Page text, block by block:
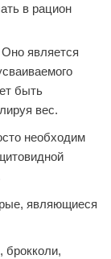
в рацион
является
быть
вес.
необходим
являющиеся
брокколи,